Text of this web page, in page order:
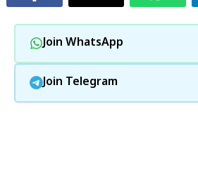
Join WhatsApp
Join Telegram